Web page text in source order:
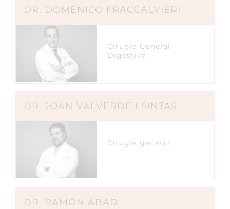
DR. DOMENICO FRACCALVIERI
Cirugía General
Digestiva
DR. JOAN VALVERDE I SINTAS
Cirugía general
DR. RAMÓN ABAD